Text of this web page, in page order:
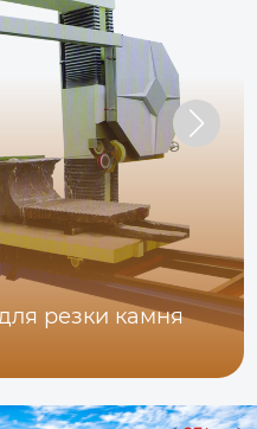
резки камня